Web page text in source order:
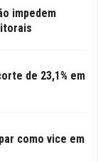
impedem
de 23,1% em
como vice em